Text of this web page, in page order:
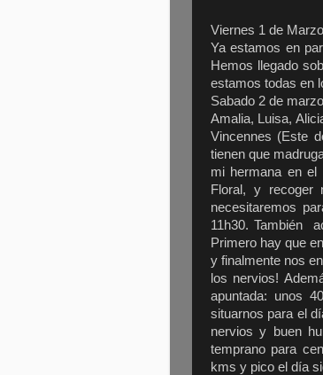
Viernes 1 de
Ya estamos en
Hemos llegado
estamos todas en
Sabado 2 de
Amalia, Luisa,
Vincennes (Este
tienen que
mi hermana en
Floral, y recoger
necesitaremos
11h30. También
Primero hay que
y finalmente nos
los nervios!
apuntada: unos
situarnos para el
nervios y buen
temprano para
kms y pico el día